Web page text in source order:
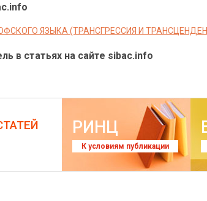
ЯЗЫКА (ТРАНСГРЕССИЯ И
в статьях на сайте sibac.info
РИНЦ
К условиям публикации